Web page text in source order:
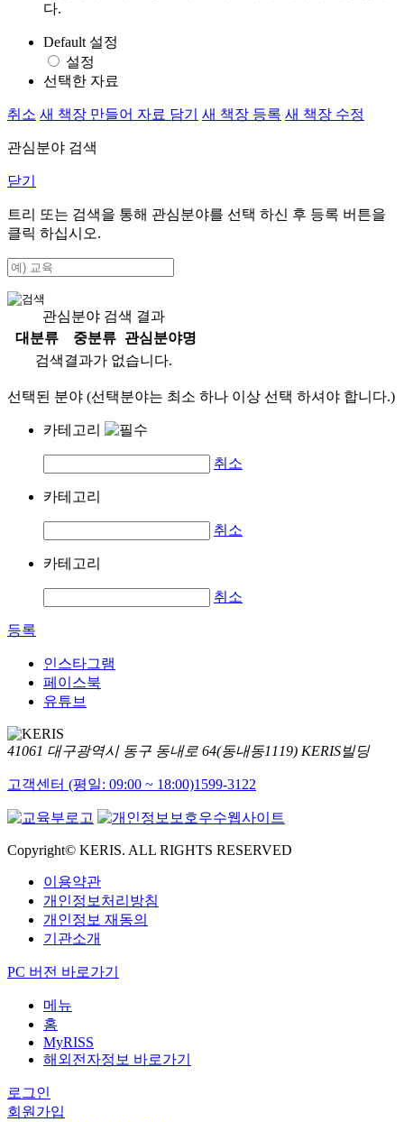
다.
Default 설정
설정
선택한 자료
취소 새 책장 만들어 자료 담기 새 책장 등록 새 책장 수정
관심분야 검색
닫기
트리 또는 검색을 통해 관심분야를 선택 하신 후 등록 버튼을
클릭 하십시오.
관심분야 검색 결과
대분류
중분류
관심분야명
검색결과가 없습니다.
선택된 분야 (선택분야는 최소 하나 이상 선택 하셔야 합니다.)
카테고리
취소
카테고리
취소
카테고리
취소
등록
인스타그램
페이스북
유튜브
41061 대구광역시 동구 동내로 64(동내동1119) KERIS빌딩
고객센터 (평일: 09:00 ~ 18:00)1599-3122
Copyright© KERIS. ALL RIGHTS RESERVED
이용약관
개인정보처리방침
개인정보 재동의
기관소개
PC 버전 바로가기
메뉴
홈
MyRISS
해외전자정보 바로가기
로그인
회원가입